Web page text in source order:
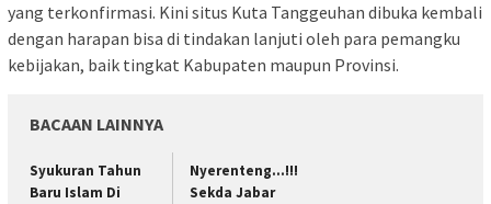
yang terkonfirmasi. Kini situs Kuta Tanggeuhan dibuka kembali
dengan harapan bisa di tindakan lanjuti oleh para pemangku
kebijakan, baik tingkat Kabupaten maupun Provinsi.
BACAAN LAINNYA
Syukuran Tahun
Baru Islam Di
Nyerenteng…!!!
Sekda Jabar